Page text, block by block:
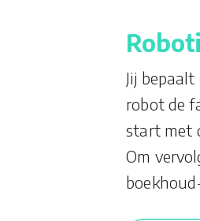
Jij
robot de
start met
Om